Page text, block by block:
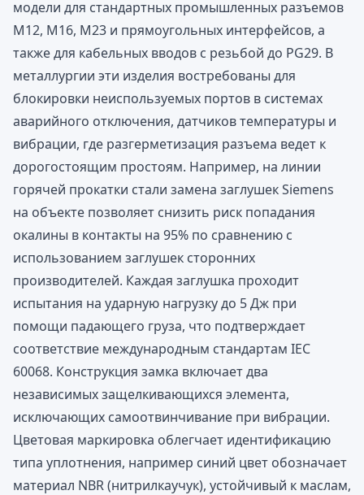
модели для стандартных промышленных разъемов
M12, M16, M23 и прямоугольных интерфейсов, а
также для кабельных вводов с резьбой до PG29. В
металлургии эти изделия востребованы для
блокировки неиспользуемых портов в системах
аварийного отключения, датчиков температуры и
вибрации, где разгерметизация разъема ведет к
дорогостоящим простоям. Например, на линии
горячей прокатки стали замена заглушек Siemens
на объекте позволяет снизить риск попадания
окалины в контакты на 95% по сравнению с
использованием заглушек сторонних
производителей. Каждая заглушка проходит
испытания на ударную нагрузку до 5 Дж при
помощи падающего груза, что подтверждает
соответствие международным стандартам IEC
60068. Конструкция замка включает два
независимых защелкивающихся элемента,
исключающих самоотвинчивание при вибрации.
Цветовая маркировка облегчает идентификацию
типа уплотнения, например синий цвет обозначает
материал NBR (нитрилкаучук), устойчивый к маслам,